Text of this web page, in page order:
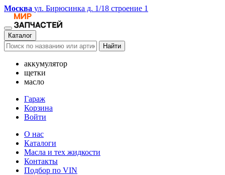
Москва ул. Бирюсинка д. 1/18 строение 1
Каталог
Найти
аккумулятор
щетки
масло
Гараж
Корзина
Войти
О нас
Каталоги
Масла и тех жидкости
Контакты
Подбор по VIN